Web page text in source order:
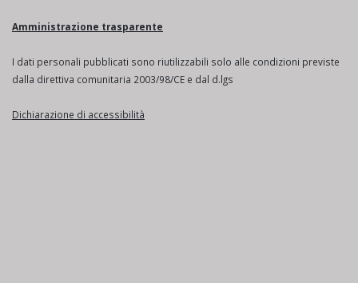
Amministrazione trasparente
I dati personali pubblicati sono riutilizzabili solo alle condizioni previste
dalla direttiva comunitaria 2003/98/CE e dal d.lgs
Dichiarazione di accessibilità